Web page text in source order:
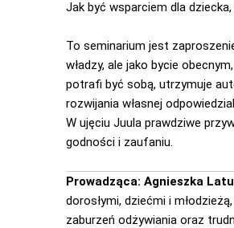
Jak być wsparciem dla
To seminarium jest
władzy, ale jako bycie
potrafi być sobą, utrzymuje
rozwijania własnej
W ujęciu Juula prawdziwe
godności i zaufaniu.
Prowadząca: Agnieszka
dorosłymi, dziećmi i
zaburzeń odżywiania oraz